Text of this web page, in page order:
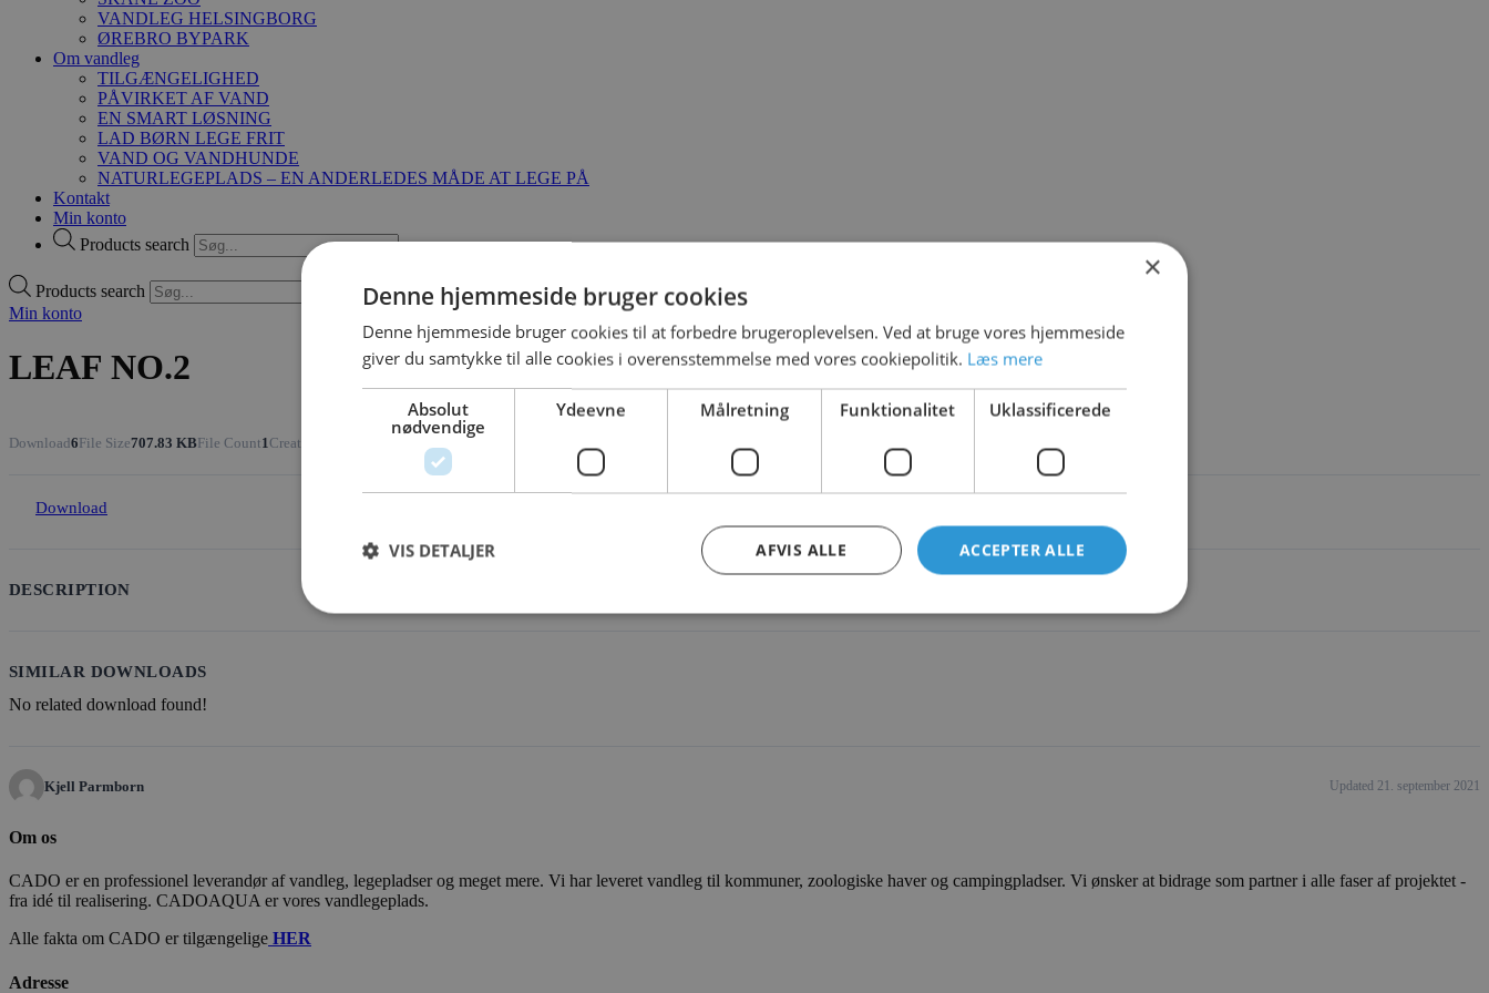
VANDLEG HELSINGBORG
ØREBRO BYPARK
Om vandleg
TILGÆNGELIGHED
PÅVIRKET AF VAND
EN SMART LØSNING
LAD BØRN LEGE FRIT
VAND OG VANDHUNDE
NATURLEGEPLADS – EN ANDERLEDES MÅDE AT LEGE PÅ
Kontakt
Min konto
Products search
Products search
Min konto
LEAF NO.2
Download6File Size707.83 KBFile Count1Create Date Last Updated
Download
DESCRIPTION
SIMILAR DOWNLOADS
No related download found!
Kjell Parmborn Updated 21. september 2021
Om os
CADO er en professionel leverandør af vandleg, legepladser og meget mere. Vi har leveret vandleg til kommuner, zoologiske haver og campingpladser. Vi ønsker at bidrage som partner i alle faser af projektet -
fra idé til realisering. CADOAQUA er vores vandlegeplads.
Alle fakta om CADO er tilgængelige HER
Adresse
×
Denne hjemmeside bruger cookies
Denne hjemmeside bruger cookies til at forbedre brugeroplevelsen. Ved at bruge vores hjemmeside
giver du samtykke til alle cookies i overensstemmelse med vores cookiepolitik. Læs mere
Absolut
nødvendige
Ydeevne Målretning Funktionalitet Uklassificerede
ACCEPTER ALLE
AFVIS ALLE
VIS DETALJER